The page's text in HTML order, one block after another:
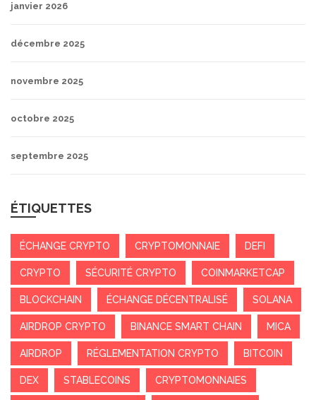
janvier 2026
décembre 2025
novembre 2025
octobre 2025
septembre 2025
ÉTIQUETTES
ÉCHANGE CRYPTO CRYPTOMONNAIE DEFI
CRYPTO SÉCURITÉ CRYPTO COINMARKETCAP
BLOCKCHAIN ÉCHANGE DÉCENTRALISÉ SOLANA
AIRDROP CRYPTO BINANCE SMART CHAIN MICA
AIRDROP RÉGLEMENTATION CRYPTO BITCOIN
DEX STABLECOINS CRYPTOMONNAIES